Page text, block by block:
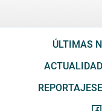
ÚLTIMAS
ACTUALIDAD
REPORTAJES